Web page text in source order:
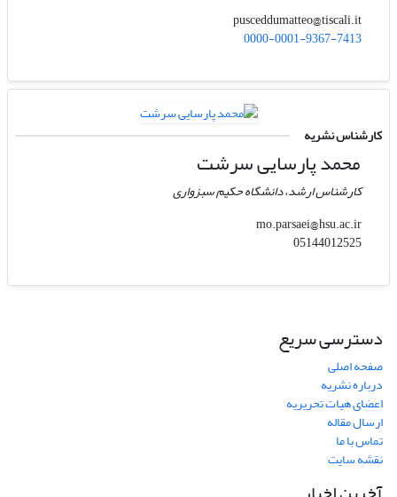
pusceddumatteo@tiscali.it
0000-0001-9367-7413
کارشناس نشریه
محمد پارسایی سرشت
کارشناس ارشد، دانشگاه حکیم سبزواری
mo.parsaei@hsu.ac.ir
05144012525
دسترسی سریع
صفحه اصلی
درباره نشریه
اعضای هیات تحریریه
ارسال مقاله
تماس با ما
نقشه سایت